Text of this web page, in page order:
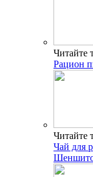
Читайте
Рацион
Читайте
Чай для